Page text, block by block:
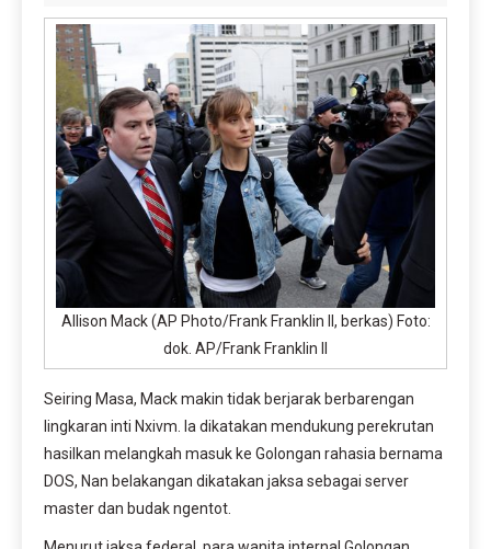
Allison Mack (AP Photo/Frank Franklin II, berkas) Foto:
dok. AP/Frank Franklin II
Seiring Masa, Mack makin tidak berjarak berbarengan
lingkaran inti Nxivm. Ia dikatakan mendukung perekrutan
hasilkan melangkah masuk ke Golongan rahasia bernama
DOS, Nan belakangan dikatakan jaksa sebagai server
master dan budak ngentot.